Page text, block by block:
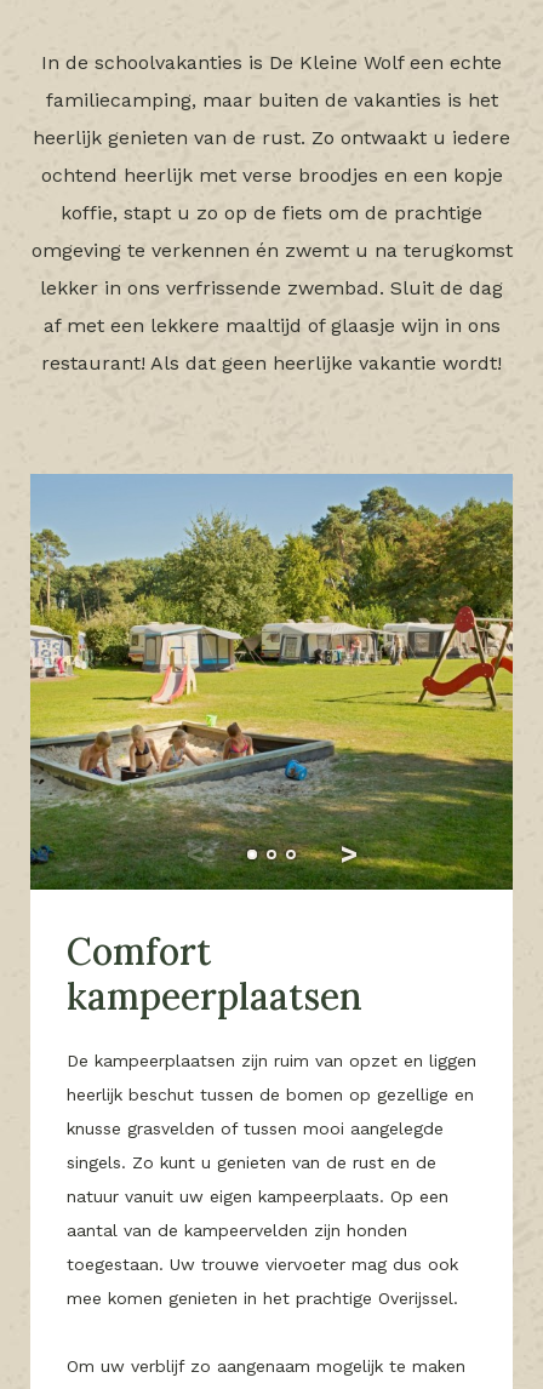
In de schoolvakanties is De Kleine Wolf een echte
familiecamping, maar buiten de vakanties is het
heerlijk genieten van de rust. Zo ontwaakt u iedere
ochtend heerlijk met verse broodjes en een kopje
koffie, stapt u zo op de fiets om de prachtige
omgeving te verkennen én zwemt u na terugkomst
lekker in ons verfrissende zwembad. Sluit de dag
af met een lekkere maaltijd of glaasje wijn in ons
restaurant! Als dat geen heerlijke vakantie wordt!
Comfort
kampeerplaatsen
De kampeerplaatsen zijn ruim van opzet en liggen
heerlijk beschut tussen de bomen op gezellige en
knusse grasvelden of tussen mooi aangelegde
singels. Zo kunt u genieten van de rust en de
natuur vanuit uw eigen kampeerplaats. Op een
aantal van de kampeervelden zijn honden
toegestaan. Uw trouwe viervoeter mag dus ook
mee komen genieten in het prachtige Overijssel.
Om uw verblijf zo aangenaam mogelijk te maken